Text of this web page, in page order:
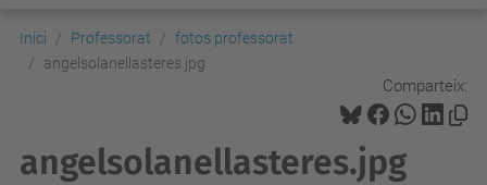
Inici Professorat
fotos professorat
angelsolanellasteres.jpg
Comparteix:
angelsolanellasteres.jpg